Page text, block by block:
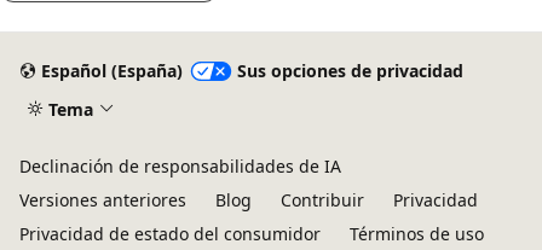
Español (España)
Sus opciones de privacidad
Tema
Declinación de responsabilidades de IA
Versiones anteriores
Blog Contribuir
Privacidad
Privacidad de estado del consumidor
Términos de uso